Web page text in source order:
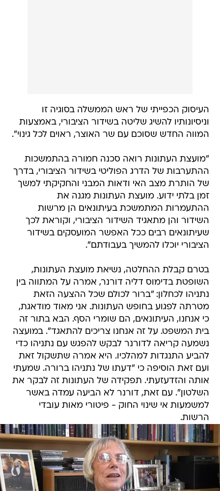
העיסוק הכפייתי של ראש הממשלה בסוגיה זו
וניסיונותיו להשיג שליטה בשידור הציבורי, באמצעות
המווה החדש שסוכם עם שר האוצר, ראוים לכל גינוי".
"מועצת העתונות רואה סכנה חמורה בהתמשכות
ההתערבות של הדרג הפוליטי בשידור הציבורי, בדרך
של הותרת מצב האי ודאות המבני והחקיקתי למשך
זמן בלתי ידוע. מועצת העתונות מגנה את
ההתעמרות המתמשכת בעיתונאים הן מרשות
השידור והן מתאגיד השידור הציבורי, וקוראת לכך
שעיתונאים רבים ככל האפשר המועסקים בשידור
הציבורי יוכלו להמשיך בעבודתם".
בטרם קבלת ההחלטה, נשיאת מועצת העתונות,
השופטת בדימוס דליה דורנר, אמרה על המתווה בין
נתניהו לכחלון: "ברור לכולם שכל ההצעה הזאת
מטרתה לפגוע בחופש העתונות. אני מאוד מודאגת,
כי אנחנו, העיתונאים, הם שומרי הסף. הבא בתור זה
בית המשפט. על זה אנחנו צריכים להתאגד". במועצה
נשמעה קריאה לדורנר לבקש להפגש עם נתניהו כדי
להביע התנגדות למהלכיו. היא אמרה שתשקול זאת
ועם זאת הוסיפה כי "דעתו של נתניהו ברורה. שמעתי
אותה והזדעזעתי. תפקידה של העתונות זה לבקר את
השלטון". עם זאת, דורנר לא הביעה עמדה באשר
למשמעות אי שינוי החוק - פיטורי מאות עובדי
הרשות.